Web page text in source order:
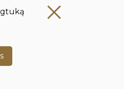
Lietuva